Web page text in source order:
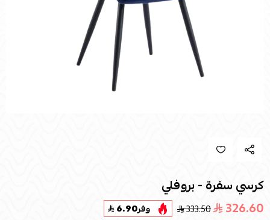
كرسي سفرة - بروفلي
326.60
333.50 وفر6.90